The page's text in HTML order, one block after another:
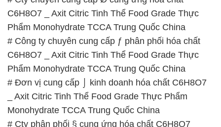
Phẩm Monohydrate TCCA Trung Quốc China
# Đơn vị cung cấp ⌡ kinh doanh hóa chất C6H8O7
_ Axit Citric Tinh Thể Food Grade Thực Phẩm
Monohydrate TCCA Trung Quốc China
# Cty phân phối § cung ứng hóa chất C6H8O7 _
Axit Citric Tinh Thể Food Grade Thực Phẩm
Monohydrate TCCA Trung Quốc China
# Nơi kinh doanh ▲ bán hóa chất C6H8O7 _ Axit
Citric Tinh Thể Food Grade Thực Phẩm